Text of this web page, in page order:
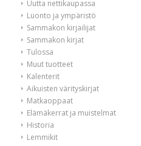
Uutta nettikaupassa
Luonto ja ympäristö
Sammakon kirjailijat
Sammakon kirjat
Tulossa
Muut tuotteet
Kalenterit
Aikuisten värityskirjat
Matkaoppaat
Elämäkerrat ja muistelmat
Historia
Lemmikit